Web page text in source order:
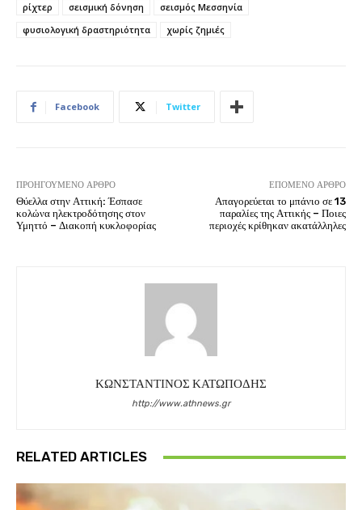
ρίχτερ
σεισμική δόνηση
σεισμός Μεσσηνία
φυσιολογική δραστηριότητα
χωρίς ζημιές
Facebook Twitter
ΠΡΟΗΓΟΎΜΕΝΟ ΆΡΘΡΟ
Θύελλα στην Αττική: Έσπασε
κολώνα ηλεκτροδότησης στον
Υμηττό – Διακοπή κυκλοφορίας
ΕΠΌΜΕΝΟ ΆΡΘΡΟ
Απαγορεύεται το μπάνιο σε 13
παραλίες της Αττικής – Ποιες
περιοχές κρίθηκαν ακατάλληλες
ΚΩΝΣΤΑΝΤΙΝΟΣ ΚΑΤΩΠΟΔΗΣ
http://www.athnews.gr
RELATED ARTICLES